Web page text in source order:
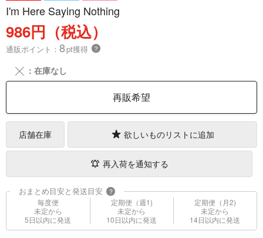
I'm Here Saying Nothing
986円（税込）
通販ポイント： 8pt獲得 ？
╳ ：在庫なし
再販希望
店舗在庫 欲しいものリストに追加
再入荷を通知する
おまとめ目安と発送目安 ?
毎度便
未定から
5日以内に発送
定期便（週1)
未定から
10日以内に発送
定期便（月2)
未定から
14日以内に発送